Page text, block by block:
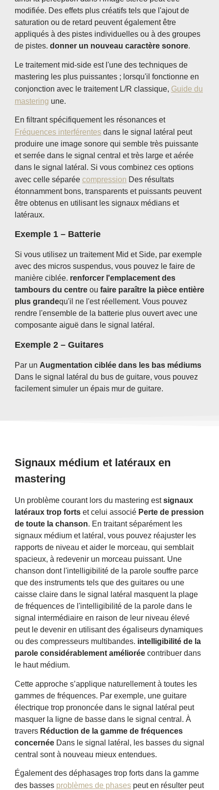
modifiée. Des effets plus créatifs tels que l'ajout de
saturation ou de retard peuvent également être
appliqués à des pistes individuelles ou à des groupes
de pistes. donner un nouveau caractère sonore.
Le traitement mid-side est l'une des techniques de
mastering les plus puissantes ; lorsqu'il fonctionne en
conjonction avec le traitement L/R classique, Guide du
mastering une.
En filtrant spécifiquement les résonances et
Fréquences interférentes dans le signal latéral peut
produire une image sonore qui semble très puissante
et serrée dans le signal central et très large et aérée
dans le signal latéral. Si vous combinez ces options
avec celle séparée compression Des résultats
étonnamment bons, transparents et puissants peuvent
être obtenus en utilisant les signaux médians et
latéraux.
Exemple 1 – Batterie
Si vous utilisez un traitement Mid et Side, par exemple
avec des micros suspendus, vous pouvez le faire de
manière ciblée. renforcer l'emplacement des
tambours du centre ou faire paraître la pièce entière
plus grandequ'il ne l'est réellement. Vous pouvez
rendre l'ensemble de la batterie plus ouvert avec une
composante aiguë dans le signal latéral.
Exemple 2 – Guitares
Par un Augmentation ciblée dans les bas médiums
Dans le signal latéral du bus de guitare, vous pouvez
facilement simuler un épais mur de guitare.
Signaux médium et latéraux en
mastering
Un problème courant lors du mastering estsignaux
latéraux trop forts et celui associé Perte de pression
de toute la chanson. En traitant séparément les
signaux médium et latéral, vous pouvez réajuster les
rapports de niveau et aider le morceau, qui semblait
spacieux, à redevenir un morceau puissant. Une
chanson dont l'intelligibilité de la parole souffre parce
que des instruments tels que des guitares ou une
caisse claire dans le signal latéral masquent la plage
de fréquences de l'intelligibilité de la parole dans le
signal intermédiaire en raison de leur niveau élevé
peut le devenir en utilisant des égaliseurs dynamiques
ou des compresseurs multibandes. intelligibilité de la
parole considérablement améliorée contribuer dans
le haut médium.
Cette approche s’applique naturellement à toutes les
gammes de fréquences. Par exemple, une guitare
électrique trop prononcée dans le signal latéral peut
masquer la ligne de basse dans le signal central. À
travers Réduction de la gamme de fréquences
concernée Dans le signal latéral, les basses du signal
central sont à nouveau mieux entendues.
Également des déphasages trop forts dans la gamme
des basses problèmes de phases peut en résulter peut